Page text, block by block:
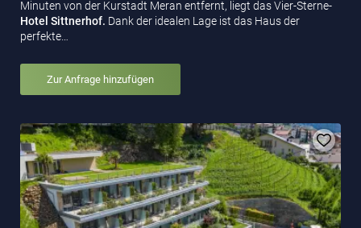
Minuten von der Kurstadt Meran entfernt, liegt das Vier-Sterne-
Hotel Sittnerhof. Dank der idealen Lage ist das Haus der
perfekte…
Zur Anfrage hinzufügen